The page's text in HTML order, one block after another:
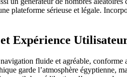
plateforme sérieuse et légale.
Expérience
fluide et agréable, conforme
garde l’atmosphère égyptienne,